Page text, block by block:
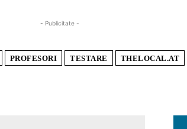
- Publicitate -
PROFESORI TESTARE THELOCAL.AT